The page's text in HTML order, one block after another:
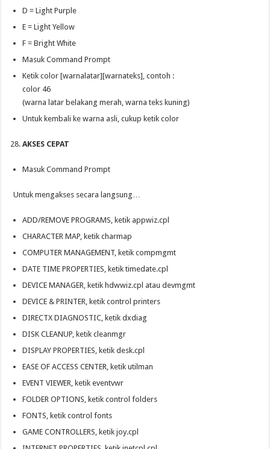
D = Light Purple
E = Light Yellow
F = Bright White
Masuk Command Prompt
Ketik color [warnalatar][warnateks], contoh :
color 46
(warna latar belakang merah, warna teks kuning)
Untuk kembali ke warna asli, cukup ketik color
AKSES CEPAT
Masuk Command Prompt
Untuk mengakses secara langsung…
ADD/REMOVE PROGRAMS, ketik appwiz.cpl
CHARACTER MAP, ketik charmap
COMPUTER MANAGEMENT, ketik compmgmt
DATE TIME PROPERTIES, ketik timedate.cpl
DEVICE MANAGER, ketik hdwwiz.cpl atau devmgmt
DEVICE & PRINTER, ketik control printers
DIRECTX DIAGNOSTIC, ketik dxdiag
DISK CLEANUP, ketik cleanmgr
DISPLAY PROPERTIES, ketik desk.cpl
EASE OF ACCESS CENTER, ketik utilman
EVENT VIEWER, ketik eventvwr
FOLDER OPTIONS, ketik control folders
FONTS, ketik control fonts
GAME CONTROLLERS, ketik joy.cpl